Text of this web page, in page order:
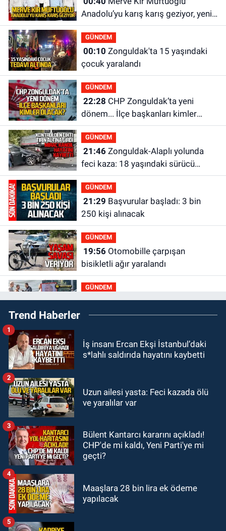
Anadolu’yu karış karış geziyor, yeni
yapılanmaları şekillendiriyor
GÜNDEM
00:10
çocuk yaralandı
GÜNDEM
22:28
dönem... İlçe başkanları kimler
olacak?
GÜNDEM
21:46Zonguldak-Alaplı yolunda
feci kaza: 18 yaşındaki sürücü
hayatını kaybetti
GÜNDEM
21:29
250 kişi alınacak
GÜNDEM
19:56Otomobille çarpışan
bisikletli ağır yaralandı
GÜNDEM
19:46Cumhurbaşkanı Erdoğan’ın
fotoğrafını söküp indirdi
18:48Yeni başkan belli oldu:
Kongrede dostluk mesajları
18:36AK Parti teşkilatları
GÜNDEM
18:18Gurbetçi Elmaslar
Zonguldakspor’a destek oldu
Trend Haberler
İş insanı Ercan Ekşi İstanbul’daki
s*lahlı saldırıda hayatını kaybetti
1
Uzun ailesi yasta: Feci kazada ölü
ve yaralılar var
2
Bülent Kantarcı kararını açıkladı!
CHP'de mi kaldı, Yeni Parti'ye mi
geçti?
3
Maaşlara 28 bin lira ek ödeme
yapılacak
4
5